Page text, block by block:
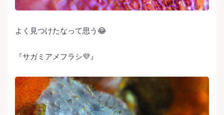
よく見つけたなって思う😂
『サガミアメフラシ💜』